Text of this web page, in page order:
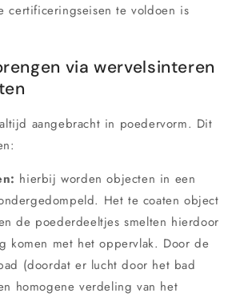
certificeringseisen te voldoen is
via wervelsinteren
aangebracht in poedervorm. Dit
hierbij worden objecten in een
Het te coaten object
de poederdeeltjes smelten hierdoor
komen met het oppervlak. Door de
(doordat er lucht door het bad
homogene verdeling van het